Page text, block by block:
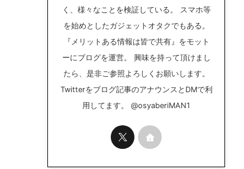
く、様々なことを検証している。 スマホ等
を始めとしたガジェットオタクでもある。
『メリットある情報は皆で共有』をモット
ーにブログを運営。 興味を持って頂けまし
たら、是非ご参照よろしくお願いします。
Twitterをブログ記事のアナウンスとDMで利
用してます。 @osyaberiMAN1